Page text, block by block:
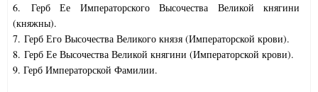
6. Герб Ее Императорского Высочества Великой княгини
(княжны).
7. Герб Его Высочества Великого князя (Императорской крови).
8. Герб Ее Высочества Великой княгини (Императорской крови).
9. Герб Императорской Фамилии.